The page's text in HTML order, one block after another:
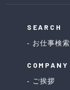
SEARCH
お仕事検索
COMPANY
ご挨拶